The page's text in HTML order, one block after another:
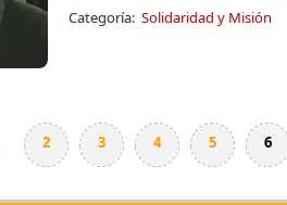
Categoría: Solidaridad y Misión
2 3 4 5 6